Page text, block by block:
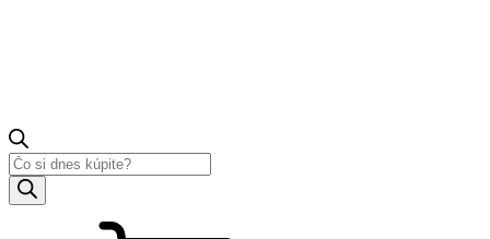
Products
search